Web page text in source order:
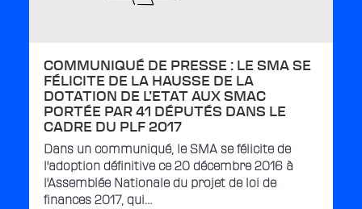
COMMUNIQUÉ DE PRESSE : LE SMA SE
FÉLICITE DE LA HAUSSE DE LA
DOTATION DE L’ETAT AUX SMAC
PORTÉE PAR 41 DÉPUTÉS DANS LE
CADRE DU PLF 2017
Dans un communiqué, le SMA se félicite de
l'adoption définitive ce 20 décembre 2016 à
l'Assemblée Nationale du projet de loi de
finances 2017, qui…